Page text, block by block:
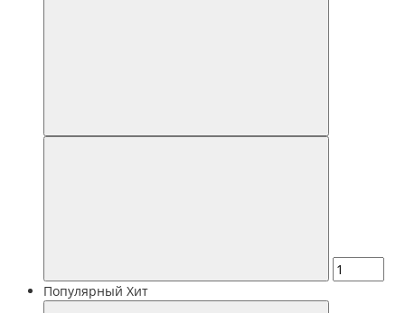
Популярный Хит